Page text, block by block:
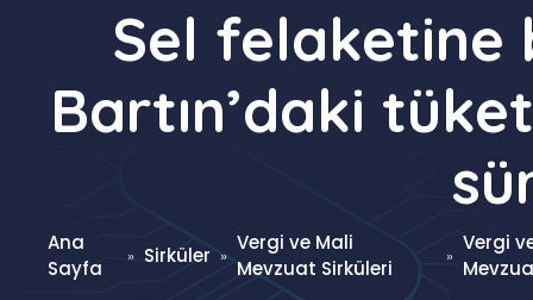
Sel felaketine
Bartın’daki
Ana
Sayfa
» Sirküler »
Vergi ve Mali
Mevzuat Sirküleri
»
Vergi